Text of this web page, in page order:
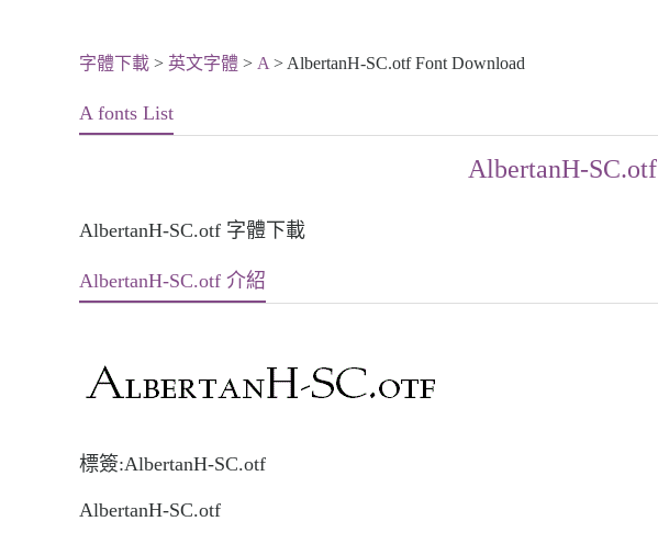
字體下載 > 英文字體 > A > AlbertanH-SC.otf Font Download
A fonts List
AlbertanH-SC.otf
AlbertanH-SC.otf 字體下載
AlbertanH-SC.otf 介紹
標簽:AlbertanH-SC.otf
AlbertanH-SC.otf